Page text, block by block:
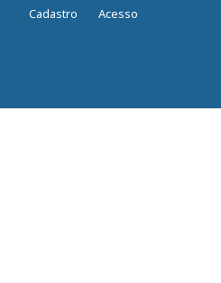
Cadastro Acesso